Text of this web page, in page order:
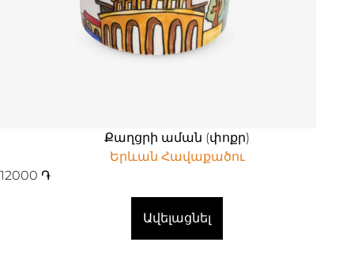
Քաղցրի աման (փոքր)
Երևան Հավաքածու
12000 ֏
Ավելացնել